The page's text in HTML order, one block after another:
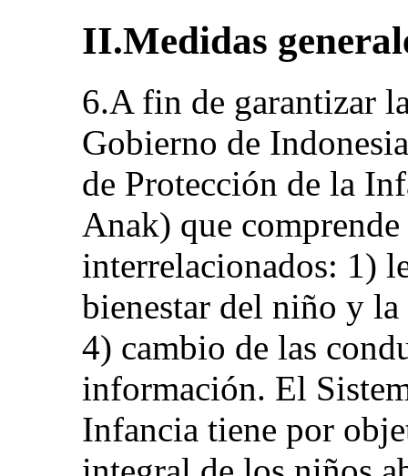
II.Medidas
6.A fin de garantizar
Gobierno de
de Protección de la
Anak) que
interrelacionados: 1)
bienestar del niño y
4) cambio de las
información. El
Infancia tiene por